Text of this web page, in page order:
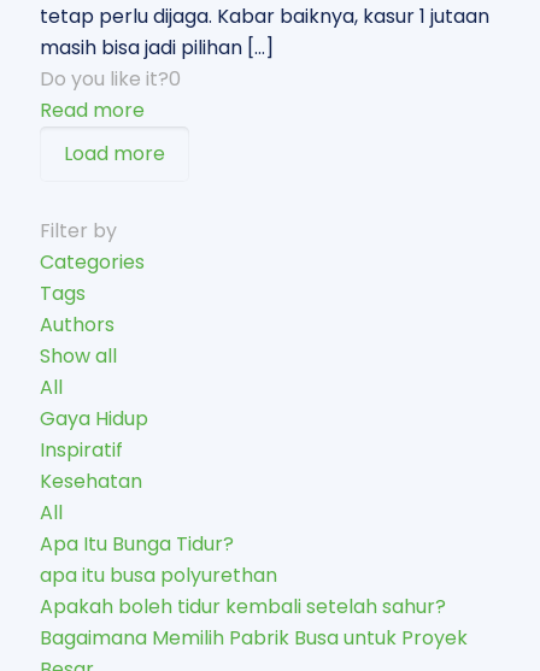
tetap perlu dijaga. Kabar baiknya, kasur 1 jutaan
masih bisa jadi pilihan […]
Do you like it?0
Read more
Load more
Filter by
Categories
Tags
Authors
Show all
All
Gaya Hidup
Inspiratif
Kesehatan
All
Apa Itu Bunga Tidur?
apa itu busa polyurethan
Apakah boleh tidur kembali setelah sahur?
Bagaimana Memilih Pabrik Busa untuk Proyek